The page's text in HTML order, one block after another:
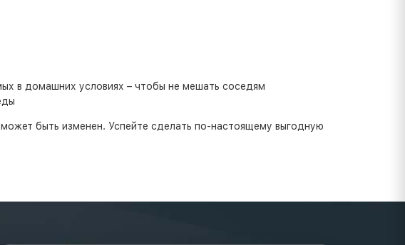
в домашних условиях – чтобы не мешать соседям
быть изменен. Успейте сделать по-настоящему выгодную